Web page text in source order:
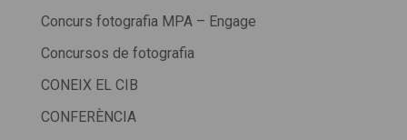
Concurs fotografia MPA – Engage
Concursos de fotografia
CONEIX EL CIB
CONFERÈNCIA